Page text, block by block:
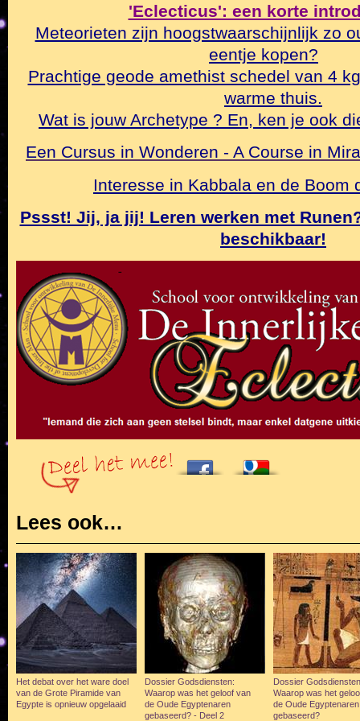
'Eclecticus': een korte
Meteorieten zijn hoogstwaarschijnlijk zo
eentje kopen?
Prachtige geode amethist schedel van 4
warme thuis.
Wat is jouw Archetype ? En, ken je ook
Een Cursus in Wonderen - A Course in
Interesse in Kabbala en de Boom
Pssst! Jij, ja jij! Leren werken met
beschikbaar!
Lees ook…
Het debat over het ware doel
van de Grote Piramide van
Egypte is opnieuw opgelaaid
Dossier Godsdiensten:
Waarop was het geloof van
de Oude Egyptenaren
gebaseerd? - Deel 2
Dossier
Waarop was het
de Oude Egyptenaren
gebaseerd?